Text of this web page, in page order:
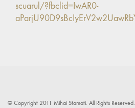
scuarul/?fbclid=IwAR0-
© Copyright 2011 Mihai Stamati. All Rights Reserved.